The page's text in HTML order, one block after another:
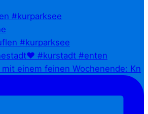
#kurparksee
einem feinen Wochenende: Kn